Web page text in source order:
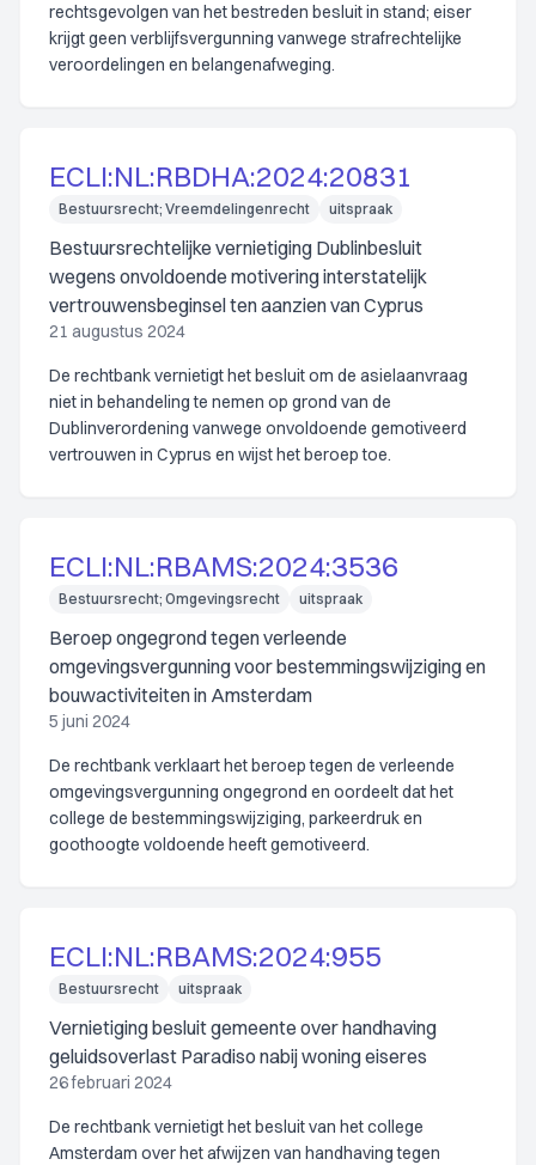
rechtsgevolgen van het bestreden besluit in stand; eiser
krijgt geen verblijfsvergunning vanwege strafrechtelijke
veroordelingen en belangenafweging.
ECLI:NL:RBDHA:2024:20831
Bestuursrecht; Vreemdelingenrecht uitspraak
Bestuursrechtelijke vernietiging Dublinbesluit
wegens onvoldoende motivering interstatelijk
vertrouwensbeginsel ten aanzien van Cyprus
21 augustus 2024
De rechtbank vernietigt het besluit om de asielaanvraag
niet in behandeling te nemen op grond van de
Dublinverordening vanwege onvoldoende gemotiveerd
vertrouwen in Cyprus en wijst het beroep toe.
ECLI:NL:RBAMS:2024:3536
Bestuursrecht; Omgevingsrecht uitspraak
Beroep ongegrond tegen verleende
omgevingsvergunning voor bestemmingswijziging en
bouwactiviteiten in Amsterdam
5 juni 2024
De rechtbank verklaart het beroep tegen de verleende
omgevingsvergunning ongegrond en oordeelt dat het
college de bestemmingswijziging, parkeerdruk en
goothoogte voldoende heeft gemotiveerd.
ECLI:NL:RBAMS:2024:955
Bestuursrecht uitspraak
Vernietiging besluit gemeente over handhaving
geluidsoverlast Paradiso nabij woning eiseres
26 februari 2024
De rechtbank vernietigt het besluit van het college
Amsterdam over het afwijzen van handhaving tegen